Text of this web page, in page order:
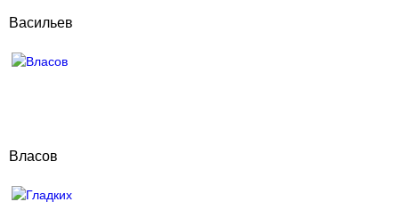
Васильев
Власов